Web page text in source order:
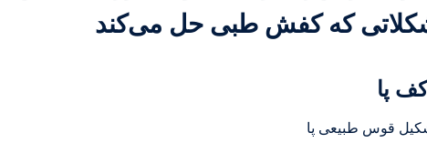
که کفش طبی حل می‌کند
پا
قوس طبیعی پا